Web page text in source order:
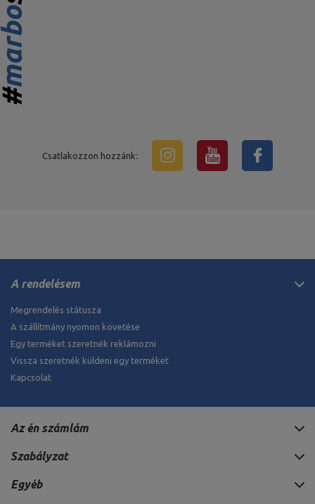
Csatlakozzon hozzánk:
A rendelésem
Megrendelés státusza
A szállítmány nyomon követése
Egy terméket szeretnék reklámozni
Vissza szeretnék küldeni egy terméket
Kapcsolat
Az én számlám
Szabályzat
Egyéb